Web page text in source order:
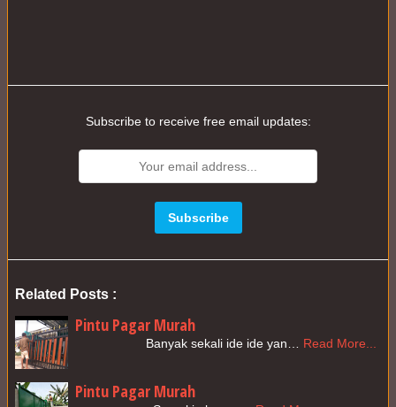
Subscribe to receive free email updates:
Related Posts :
Pintu Pagar Murah
Banyak sekali ide ide yan… Read More...
Pintu Pagar Murah